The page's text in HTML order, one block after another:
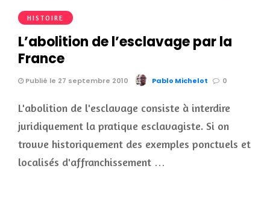
HISTOIRE
L’abolition de l’esclavage par la
France
Publié le 27 septembre 2010 Pablo Michelot 0
L'abolition de l'esclavage consiste à interdire
juridiquement la pratique esclavagiste. Si on
trouve historiquement des exemples ponctuels et
localisés d'affranchissement …